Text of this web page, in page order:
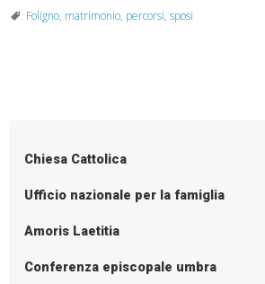
percorsi
Foligno, matrimonio, percorsi, sposi
Chiesa Cattolica
Ufficio nazionale per la famiglia
Amoris Laetitia
Conferenza episcopale umbra